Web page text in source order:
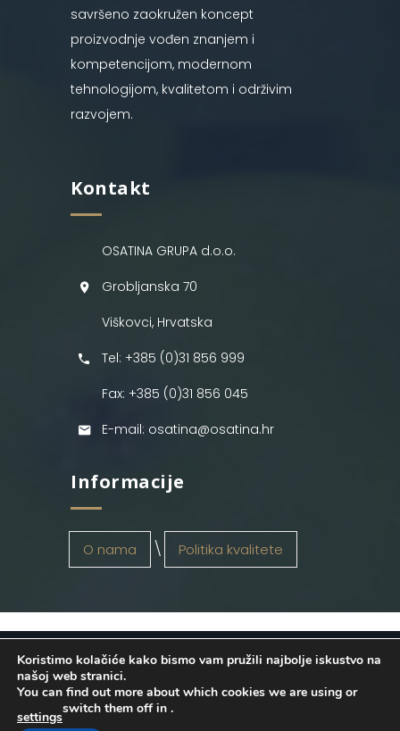
savršeno zaokružen koncept
proizvodnje vođen znanjem i
kompetencijom, modernom
tehnologijom, kvalitetom i održivim
razvojem.
Kontakt
OSATINA GRUPA d.o.o.
Grobljanska 70
Viškovci, Hrvatska
Tel: +385 (0)31 856 999
Fax: +385 (0)31 856 045
E-mail: osatina@osatina.hr
Informacije
O nama Politika kvalitete
OSATINA GRUPA d.o.o. 2026
. Configured
byINFOS Osijek. Sva prava pridržana.
Koristimo kolačiće kako bismo vam pružili najbolje iskustvo na
našoj web stranici.
You can find out more about which cookies we are using or
switch them off in
settings
.